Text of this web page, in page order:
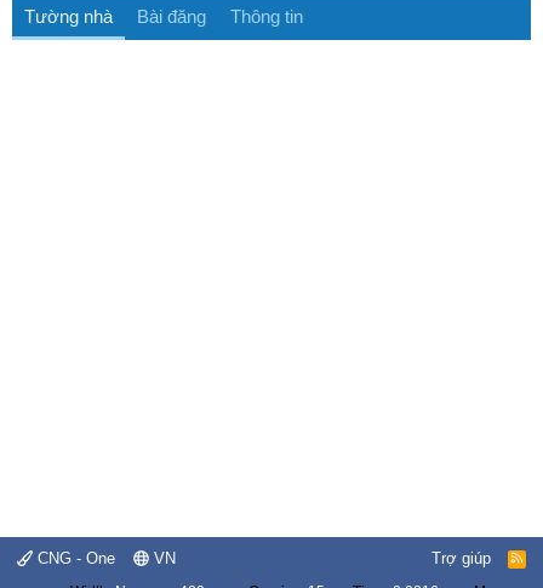
Tường nhà Bài đăng Thông tin
CNG - One VN Trợ giúp
R